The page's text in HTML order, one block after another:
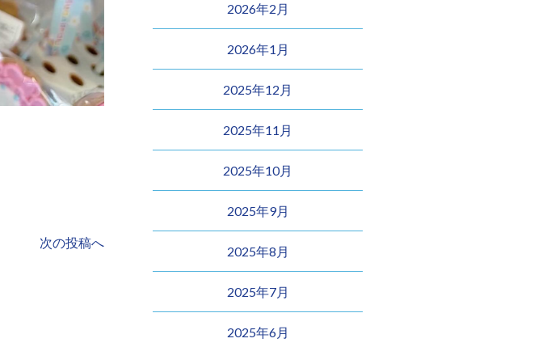
次の投稿へ
2026年2月
2026年1月
2025年12月
2025年11月
2025年10月
2025年9月
2025年8月
2025年7月
2025年6月